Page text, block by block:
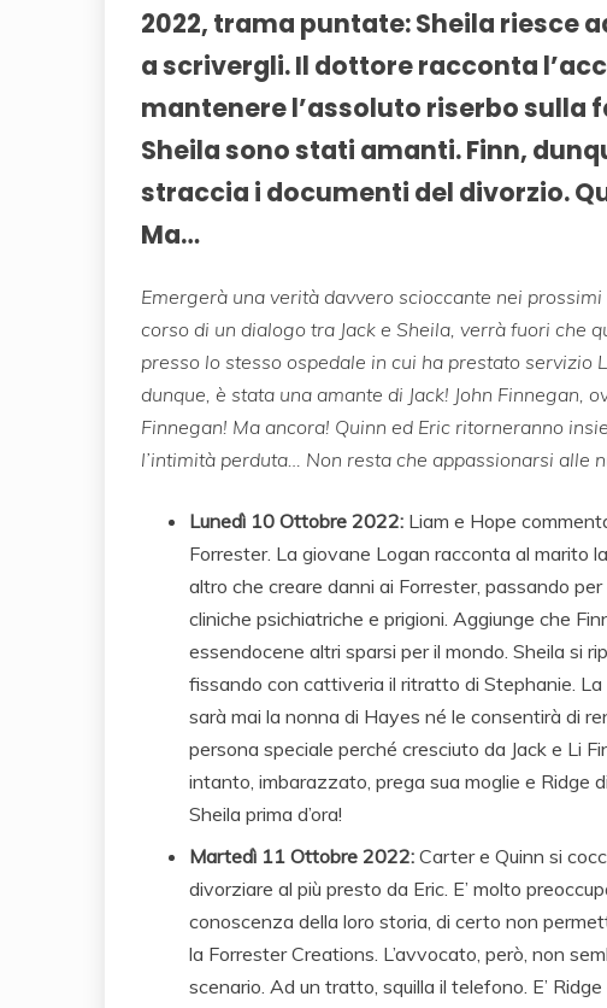
2022, trama puntate: Sheila riesce
a scrivergli. Il dottore racconta
mantenere l’assoluto riserbo sulla
Sheila sono stati amanti. Finn,
straccia i documenti del divorzio.
Ma…
Emergerà una verità davvero scioccante nei
corso di un dialogo tra Jack e Sheila, verrà fuori che
presso lo stesso ospedale in cui ha prestato servizio
dunque, è stata una amante di Jack! John Finnegan,
Finnegan! Ma ancora! Quinn ed Eric ritorneranno
l’intimità perduta… Non resta che appassionarsi alle
Lunedì 10 Ottobre 2022: Liam e Hope
Forrester. La giovane Logan racconta al marito
altro che creare danni ai Forrester, passando
cliniche psichiatriche e prigioni. Aggiunge che
essendocene altri sparsi per il mondo. Sheila si
fissando con cattiveria il ritratto di Stephanie.
sarà mai la nonna di Hayes né le consentirà di
persona speciale perché cresciuto da Jack e Li
intanto, imbarazzato, prega sua moglie e Ridge
Sheila prima d’ora!
Martedì 11 Ottobre 2022: Carter e Quinn si
divorziare al più presto da Eric. E’ molto
conoscenza della loro storia, di certo non
la Forrester Creations. L’avvocato, però, non
scenario. Ad un tratto, squilla il telefono. E’